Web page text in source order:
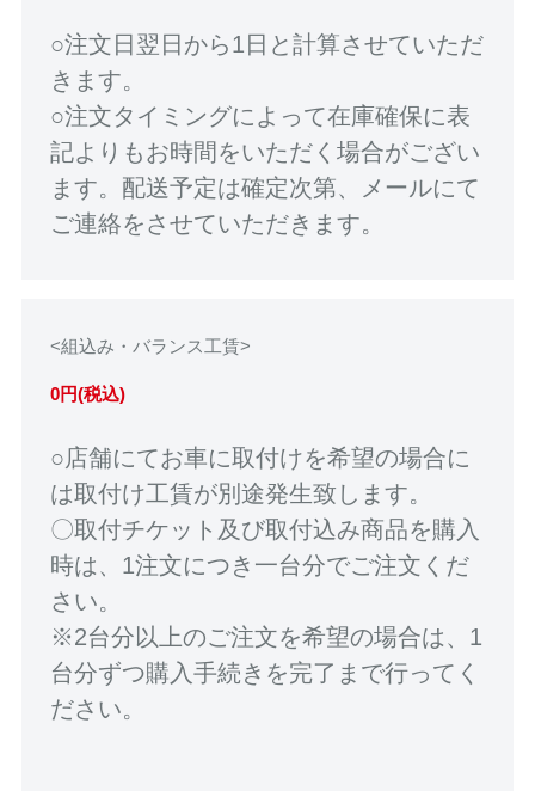
○注文日翌日から1日と計算させていただ
きます。
○注文タイミングによって在庫確保に表
記よりもお時間をいただく場合がござい
ます。配送予定は確定次第、メールにて
ご連絡をさせていただきます。
<組込み・バランス工賃>
0円(税込)
○店舗にてお車に取付けを希望の場合に
は取付け工賃が別途発生致します。
〇取付チケット及び取付込み商品を購入
時は、1注文につき一台分でご注文くだ
さい。
※2台分以上のご注文を希望の場合は、1
台分ずつ購入手続きを完了まで行ってく
ださい。